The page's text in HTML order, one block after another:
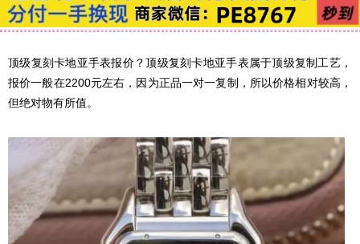
顶级复刻卡地亚手表报价？顶级复刻卡地亚手表属于顶级复制工艺，
报价一般在2200元左右，因为正品一对一复制，所以价格相对较高，
但绝对物有所值。